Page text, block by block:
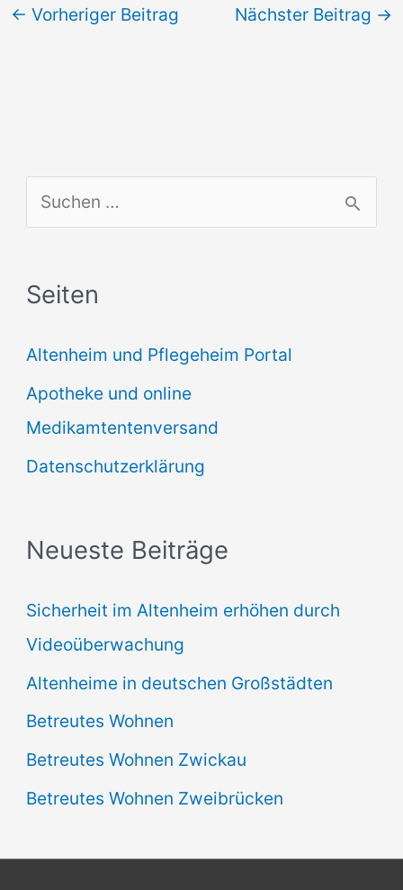
← Vorheriger Beitrag Nächster Beitrag →
u
h
n
n
a
c
Seiten
Altenheim und Pflegeheim Portal
Apotheke und online
Medikamtentenversand
Datenschutzerklärung
Neueste Beiträge
Sicherheit im Altenheim erhöhen durch
Videoüberwachung
Altenheime in deutschen Großstädten
Betreutes Wohnen
Betreutes Wohnen Zwickau
Betreutes Wohnen Zweibrücken